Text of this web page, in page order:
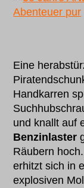
Eine
Handkarren
und knallt auf
Benzinlaster
Räubern
erhitzt sich in
explosiven